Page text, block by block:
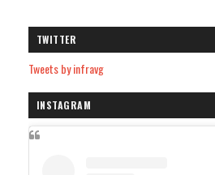
TWITTER
Tweets by infravg
INSTAGRAM